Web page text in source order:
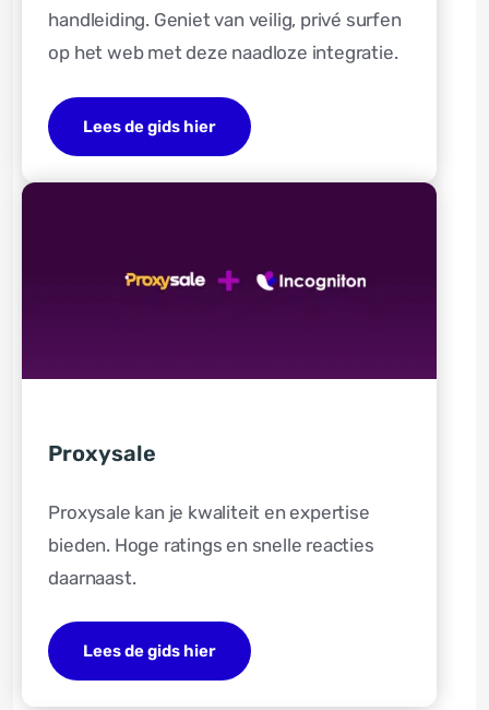
handleiding. Geniet van veilig, privé surfen
op het web met deze naadloze integratie.
Lees de gids hier
Proxysale
Proxysale kan je kwaliteit en expertise
bieden. Hoge ratings en snelle reacties
daarnaast.
Lees de gids hier